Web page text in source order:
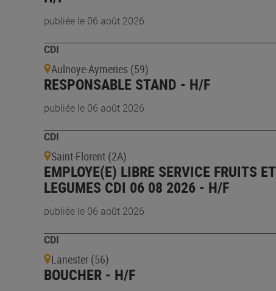
publiée le 06 août 2026
CDI
Aulnoye-Aymeries (59)
RESPONSABLE STAND - H/F
publiée le 06 août 2026
CDI
Saint-Florent (2A)
EMPLOYE(E) LIBRE SERVICE FRUITS ET
LEGUMES CDI 06 08 2026 - H/F
publiée le 06 août 2026
CDI
Lanester (56)
BOUCHER - H/F